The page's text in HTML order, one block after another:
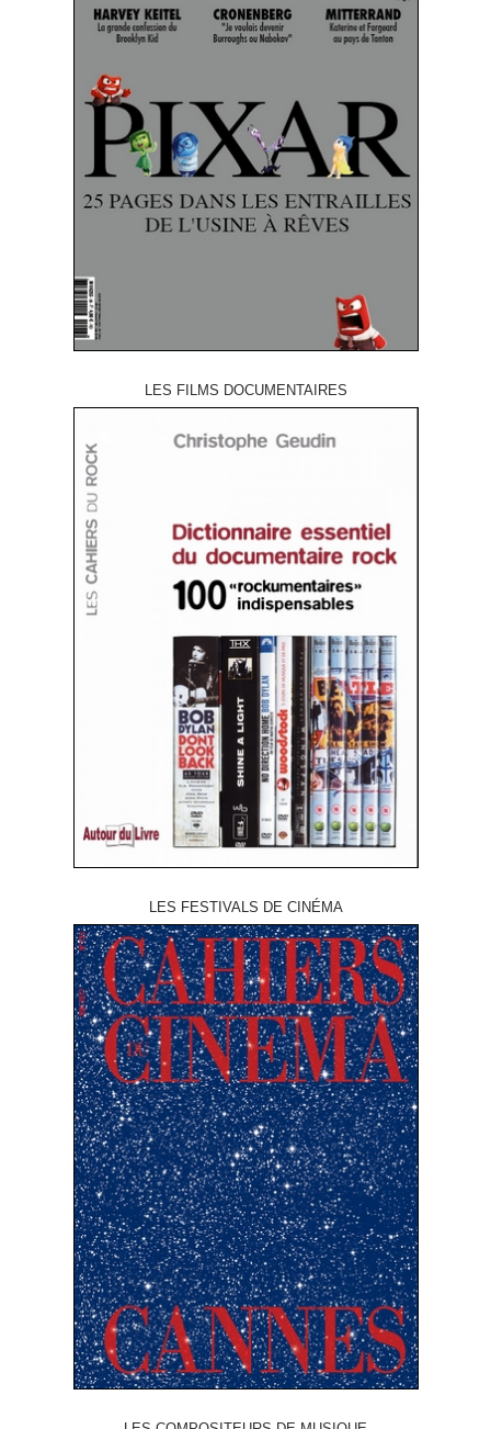
LES FILMS DOCUMENTAIRES
LES FESTIVALS DE CINÉMA